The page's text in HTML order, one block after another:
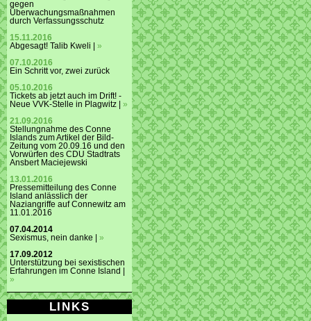
gegen
Überwachungsmaßnahmen
durch Verfassungsschutz
15.11.2016
Abgesagt! Talib Kweli | »
07.10.2016
Ein Schritt vor, zwei zurück
05.10.2016
Tickets ab jetzt auch im Drift! -
Neue VVK-Stelle in Plagwitz | »
21.09.2016
Stellungnahme des Conne
Islands zum Artikel der Bild-
Zeitung vom 20.09.16 und den
Vorwürfen des CDU Stadtrats
Ansbert Maciejewski
13.01.2016
Pressemitteilung des Conne
Island anlässlich der
Naziangriffe auf Connewitz am
11.01.2016
07.04.2014
Sexismus, nein danke | »
17.09.2012
Unterstützung bei sexistischen
Erfahrungen im Conne Island |
»
LINKS